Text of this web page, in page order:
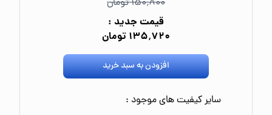
۱۵۰٬۸۰۰ تومان
قیمت جدید :
۱۳۵٬۷۲۰ تومان
افزودن به سبد خرید
سایر کیفیت های موجود :